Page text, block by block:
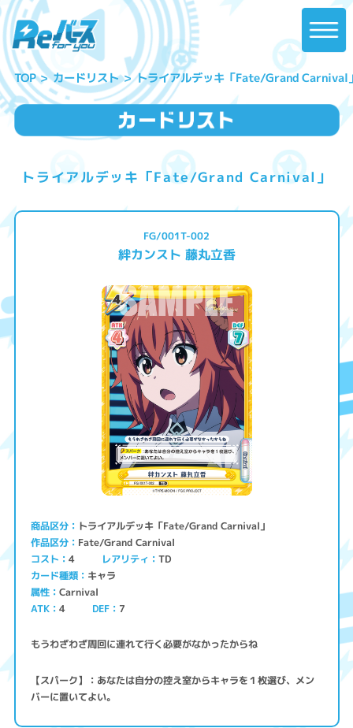
TOP カードリスト トライアルデッキ「Fate/Grand Carnival
トライアルデッキ「Fate/Grand Carnival」
FG/001T-002
絆カンスト 藤丸立香
商品区分 トライアルデッキ「Fate/Grand Carnival」
作品区分 Fate/Grand Carnival
コスト 4 レアリティ TD
カード種類 キャラ
属性 Carnival
ATK 4 DEF 7
もうわざわざ周回に連れて行く必要がなかったからね
【スパーク】：あなたは自分の控え室からキャラを１枚選び、メン
バーに置いてよい。